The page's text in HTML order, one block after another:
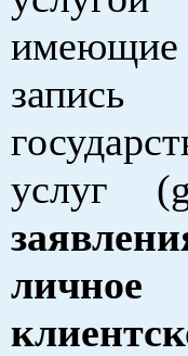
услуг
личное